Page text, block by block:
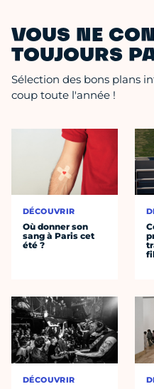
VOUS NE
TOUJOURS
Sélection des bons plans
coup toute l'année !
DÉCOUVRIR
Où donner son
sang à Paris cet
été ?
DÉCOUVRIR